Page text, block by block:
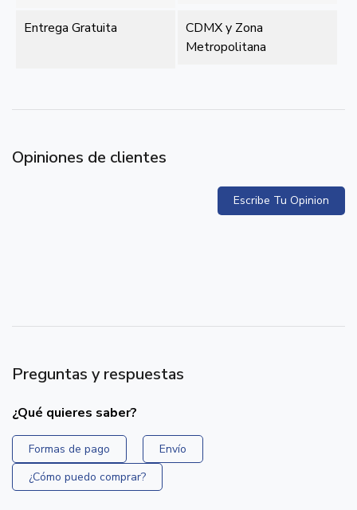
Entrega Gratuita
CDMX y Zona
Metropolitana
Opiniones de clientes
Escribe Tu Opinion
Preguntas y respuestas
¿Qué quieres saber?
Formas de pago
Envío
¿Cómo puedo comprar?